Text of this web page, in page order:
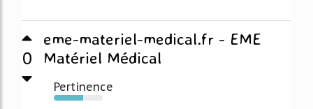
0
eme-materiel-medical.fr - EME
Matériel Médical
Pertinence
60%